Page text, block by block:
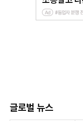
글로벌 뉴스